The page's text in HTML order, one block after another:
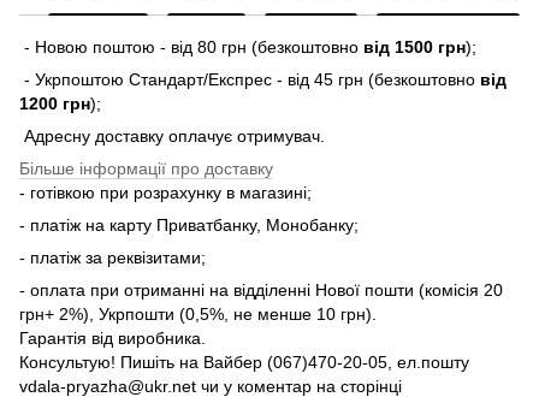
- Новою поштою - від 80 грн (безкоштовно від 1500 грн);
- Укрпоштою Стандарт/Експрес - від 45 грн (безкоштовно від
1200 грн);
Адресну доставку оплачує отримувач.
Більше інформації про доставку
- готівкою при розрахунку в магазині;
- платіж на карту Приватбанку, Монобанку;
- платіж за реквізитами;
- оплата при отриманні на відділенні Нової пошти (комісія 20
грн+ 2%), Укрпошти (0,5%, не менше 10 грн).
Гарантія від виробника.
Консультую! Пишіть на Вайбер (067)470-20-05, ел.пошту
vdala-pryazha@ukr.net чи у коментар на сторінці